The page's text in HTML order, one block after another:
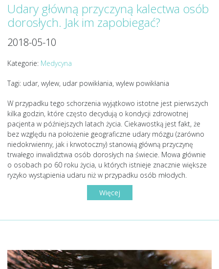
Udary główną przyczyną kalectwa osób
dorosłych. Jak im zapobiegać?
2018-05-10
Kategorie: Medycyna
Tagi: udar, wylew, udar powikłania, wylew powikłania
W przypadku tego schorzenia wyjątkowo istotne jest pierwszych
kilka godzin, które często decydują o kondycji zdrowotnej
pacjenta w późniejszych latach życia. Ciekawostką jest fakt, że
bez względu na położenie geograficzne udary mózgu (zarówno
niedokrwienny, jak i krwotoczny) stanowią główną przyczynę
trwałego inwalidztwa osób dorosłych na świecie. Mowa głównie
o osobach po 60 roku życia, u których istnieje znacznie większe
ryzyko wystąpienia udaru niż w przypadku osób młodych.
Więcej